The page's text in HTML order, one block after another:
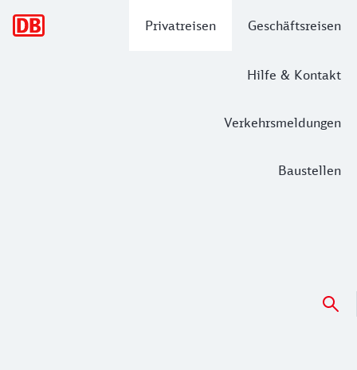
Privatreisen Geschäftsreisen
Hilfe & Kontakt
Verkehrsmeldungen
Baustellen